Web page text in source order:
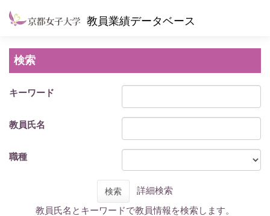
教員業績データベース
検索
キーワード
教員氏名
職種
検索
詳細検索
教員氏名とキーワードで教員情報を検索します。